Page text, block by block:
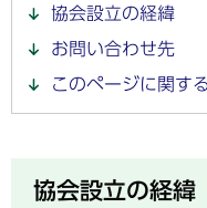
協会設立の経緯
お問い合わせ先
このページに関す
協会設立の経緯